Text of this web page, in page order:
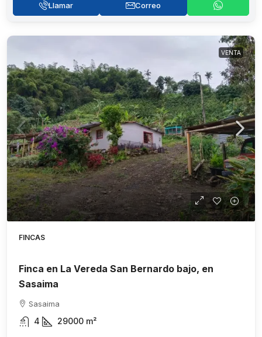
Llamar Correo
VENTA
FINCAS
Finca en La Vereda San Bernardo bajo, en
Sasaima
Sasaima
4 29000 m²